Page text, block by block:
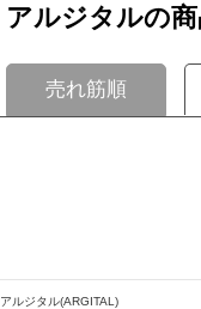
アルジタルの
売れ筋順
アルジタル(ARGITAL)